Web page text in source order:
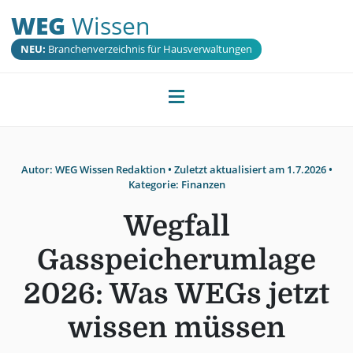
WEG Wissen
NEU: Branchenverzeichnis für Hausverwaltungen
Autor: WEG Wissen Redaktion• Zuletzt aktualisiert am 1.7.2026•
Kategorie: Finanzen
Wegfall
Gasspeicherumlage
2026: Was WEGs jetzt
wissen müssen